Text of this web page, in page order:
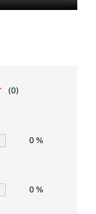
(0)
0 %
0 %